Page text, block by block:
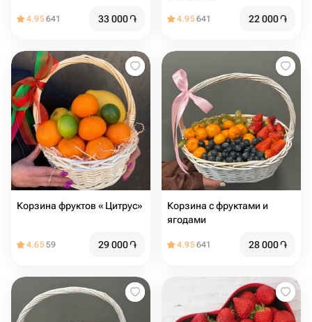
4.95641 33 000֏ 4.95641 22 000֏
Корзина фруктов « Цитрус»
4.6559 29 000֏
Корзина с фруктами и
ягодами
4.95641 28 000֏